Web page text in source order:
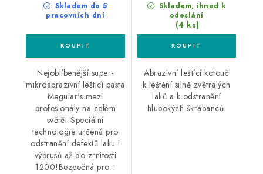
Skladem do 5
pracovních dní
Nejoblíbenější super-
mikroabrazivní lešticí pasta
Meguiar's mezi
profesionály na celém
světě! Speciální
technologie určená pro
odstranění defektů laku i
výbrusů až do zrnitosti
1200!Bezpečná pro...
Skladem, ihned k
odeslání
(4 ks)
Abrazivní leštící kotouč
k leštění silně zvětralých
laků a k odstranění
hlubokých škrábanců.